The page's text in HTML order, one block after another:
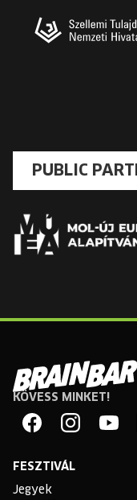
PUBLIC
Brain
Bar
KÖVESS MINKET!
FESZTIVÁL
Jegyek